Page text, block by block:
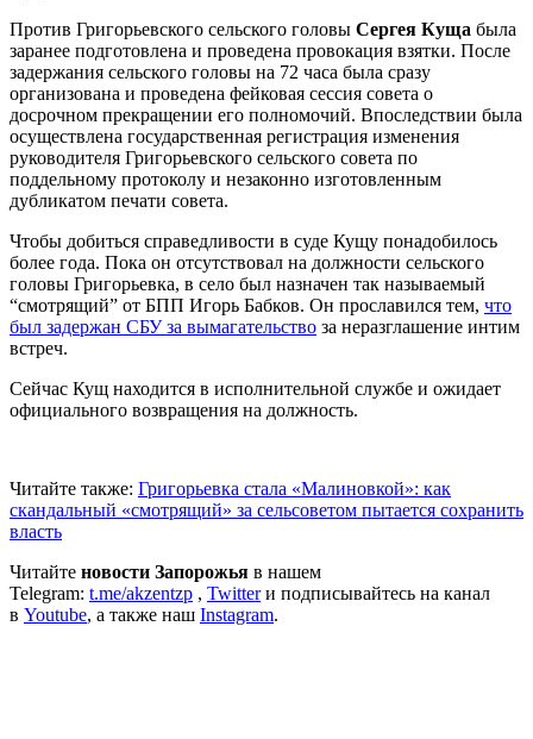
Против Григорьевского сельского головы Сергея Куща была
заранее подготовлена ​​и проведена провокация взятки. После
задержания сельского головы на 72 часа была сразу
организована и проведена фейковая сессия совета о
досрочном прекращении его полномочий. Впоследствии была
осуществлена ​​государственная регистрация изменения
руководителя Григорьевского сельского совета по
поддельному протоколу и незаконно изготовленным
дубликатом печати совета.
Чтобы добиться справедливости в суде Кущу понадобилось
более года. Пока он отсутствовал на должности сельского
головы Григорьевка, в село был назначен так называемый
“смотрящий” от БПП Игорь Бабков. Он прославился тем, что
был задержан СБУ за вымагательство за неразглашение интим
встреч.
Сейчас Кущ находится в исполнительной службе и ожидает
официального возвращения на должность.
Читайте также: Григорьевка стала «Малиновкой»: как
скандальный «смотрящий» за сельсоветом пытается сохранить
власть
Читайте новости Запорожья в нашем
Telegram: t.me/akzentzp , Twitterи подписывайтесь на канал
в Youtube, а также наш Instagram.